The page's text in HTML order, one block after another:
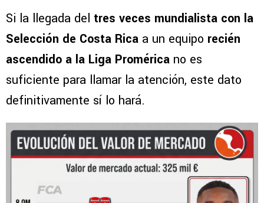
Si la llegada del tres veces mundialista con la
Selección de Costa Rica a un equipo recién
ascendido a la Liga Promérica no es
suficiente para llamar la atención, este dato
definitivamente sí lo hará.